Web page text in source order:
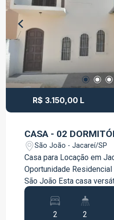
em Ordem: Pronto para
visita e venha conhecer
R$ 3.150,00 L
CASA - 02
São João - Jacareí/SP
Casa para Locação em
Oportunidade
São João Esta casa versátil, localizada em um
terreno de 250m²
perfeita para quem busca
morar quanto para
2 2